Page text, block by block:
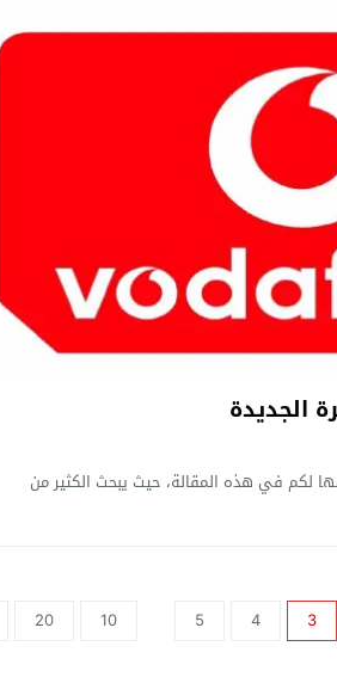
الجديدة
لكم في هذه المقالة، حيث يبحث الكثير من
3
4
5
10
20